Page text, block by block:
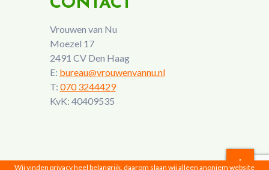
Vrouwen van Nu
Moezel 17
2491 CV Den Haag
E: bureau@vrouwenvannu.nl
T: 070 3244429
KvK: 40409535
Wij vinden privacy heel belangrijk, daarom slaan wij alleen anoniem website